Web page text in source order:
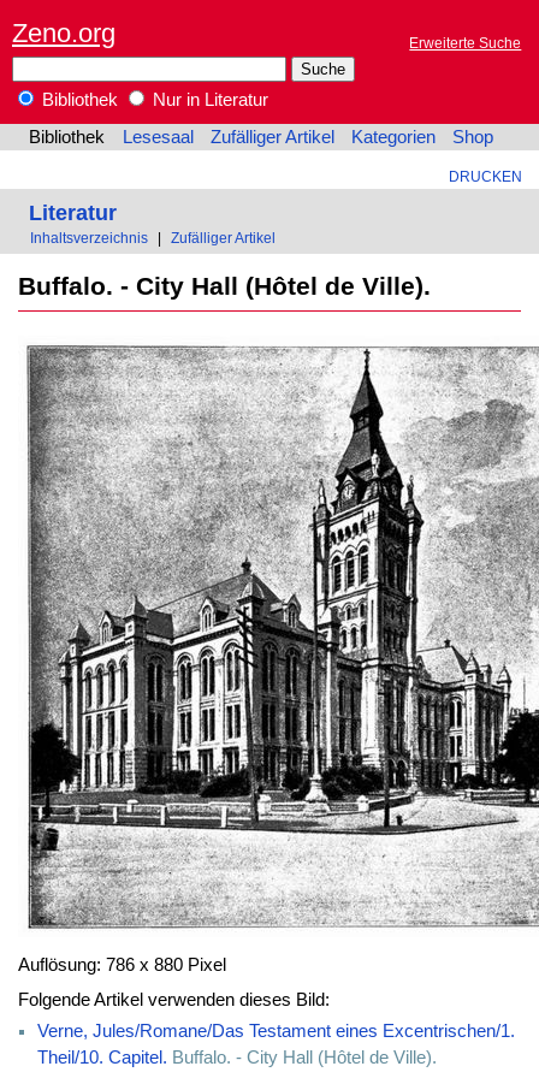
Zeno.org Erweiterte Suche
Bibliothek
Nur in Literatur
Bibliothek
Lesesaal Zufälliger Artikel Kategorien Shop
DRUCKEN
Literatur
Inhaltsverzeichnis Zufälliger Artikel
Buffalo. - City Hall (Hôtel de Ville).
Auflösung: 786 x 880 Pixel
Folgende Artikel verwenden dieses Bild:
Verne, Jules/Romane/Das Testament eines Excentrischen/1.
Theil/10. Capitel. Buffalo. - City Hall (Hôtel de Ville).